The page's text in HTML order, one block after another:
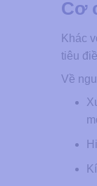
Cơ
Khác
tiêu
Về